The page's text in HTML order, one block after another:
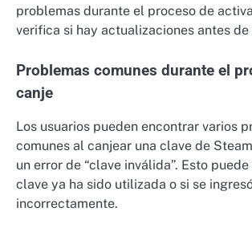
problemas durante el proceso de
verifica si hay actualizaciones antes de
Problemas comunes durante el
canje
Los usuarios pueden encontrar varios
comunes al canjear una clave de
un error de “clave inválida”. Esto
clave ya ha sido utilizada o si se
incorrectamente.